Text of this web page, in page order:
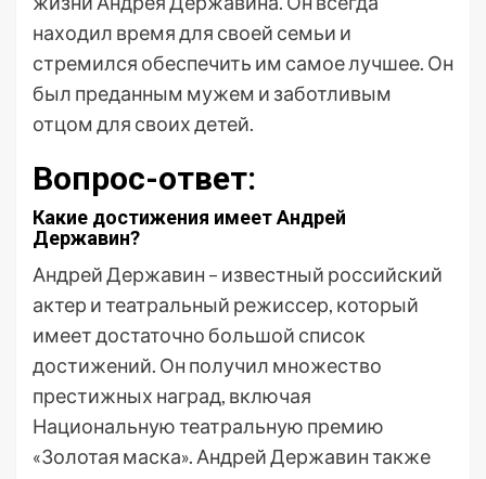
находил время для своей семьи и
стремился обеспечить им самое лучшее. Он
был преданным мужем и заботливым
отцом для своих детей.
Вопрос-ответ:
Какие достижения имеет Андрей
Державин?
Андрей Державин – известный российский
актер и театральный режиссер, который
имеет достаточно большой список
достижений. Он получил множество
престижных наград, включая
Национальную театральную премию
«Золотая маска». Андрей Державин также